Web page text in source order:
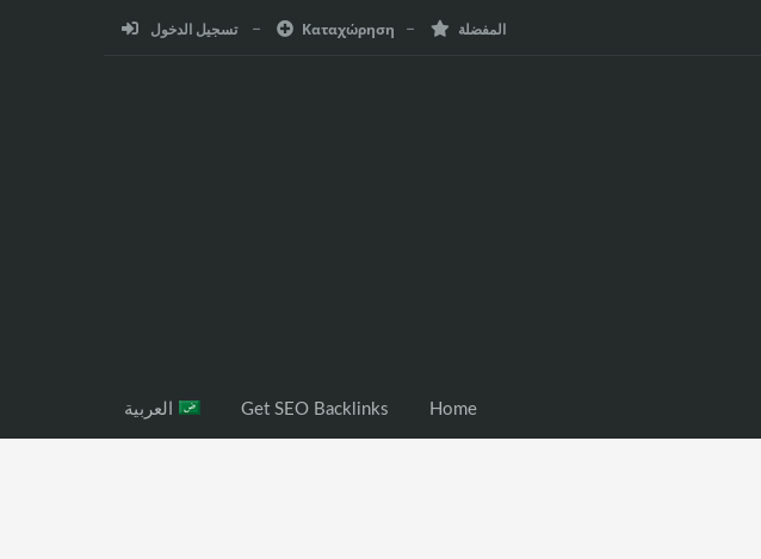
المفضلة Καταχώρηση تسجيل الدخول
Home
Get SEO Backlinks العربية